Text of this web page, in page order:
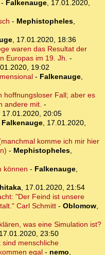
- Falkenauge, 17.01.2020,
- Mephistopheles,
, 17.01.2020, 18:36
waren das Resultat der
Europas im 19. Jh. -
19:02
- Falkenauge,
hoffnungsloser Fall; aber es
andere mit. -
17.01.2020, 20:05
Falkenauge, 17.01.2020,
komme ich mir hier
- Mephistopheles,
können - Falkenauge,
, 17.01.2020, 21:54
"Der Feind ist unsere
Carl Schmitt - Oblomow,
was eine Simulation ist?
17.01.2020, 23:50
sind menschliche
egal - nemo,